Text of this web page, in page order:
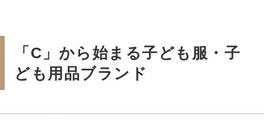
「C」から始まる子ども服・子
ども用品ブランド